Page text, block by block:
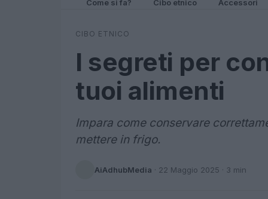
Come si fa? Cibo etnico Accessori
CIBO ETNICO
I segreti per
tuoi alimenti
Impara come conservare
mettere in frigo.
AiAdhubMedia · 22 Maggio 2025 · 3 min